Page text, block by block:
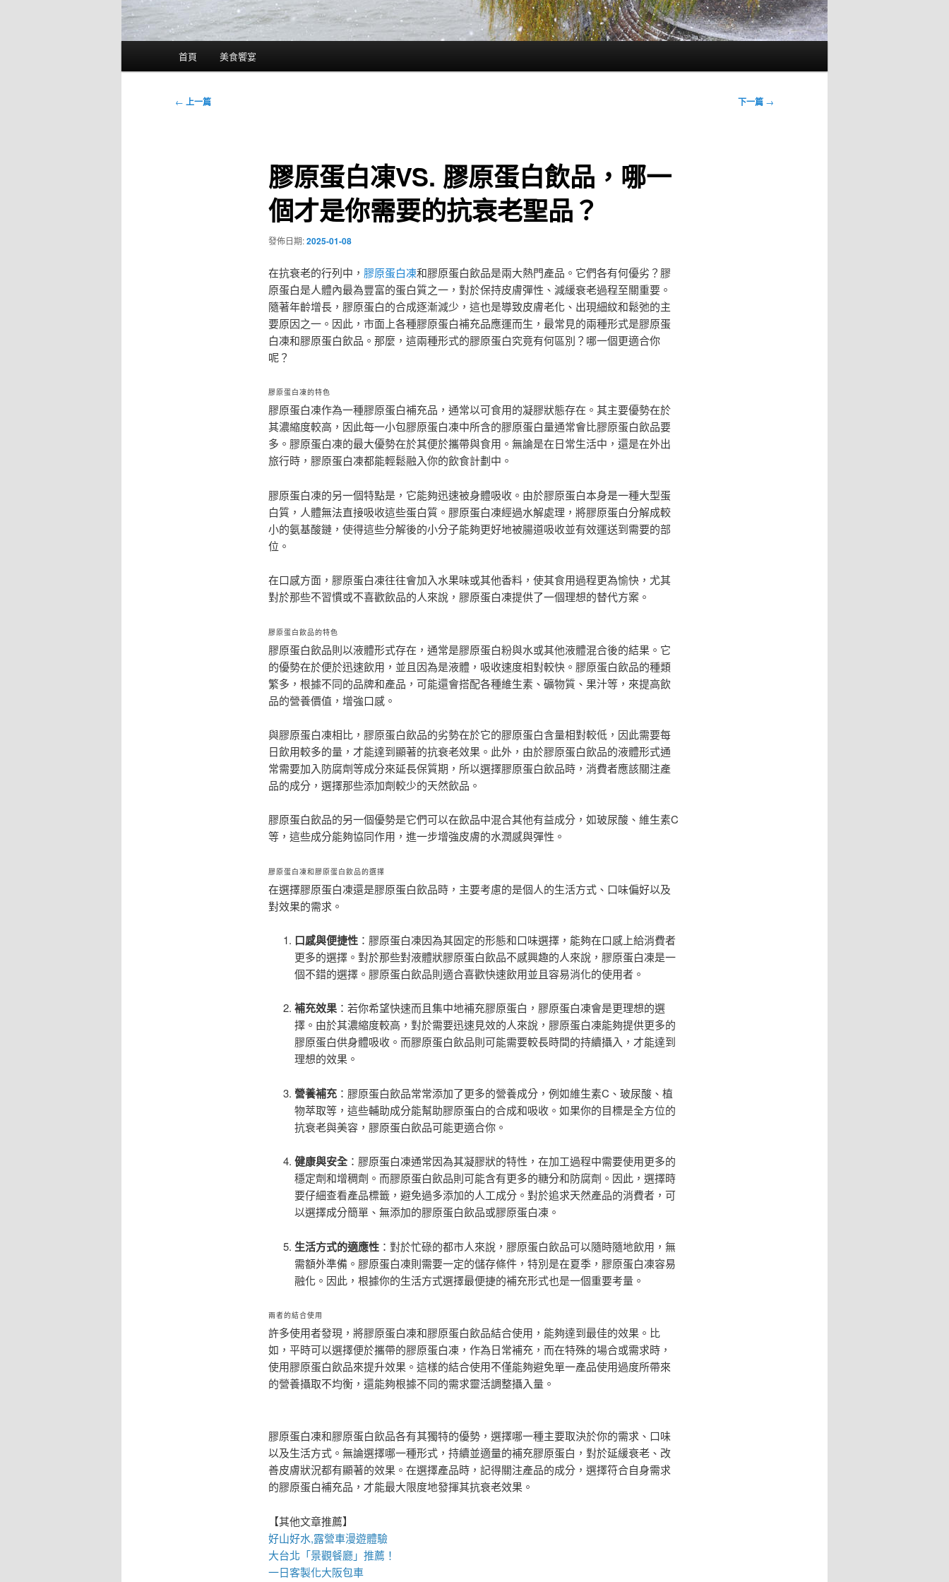
首頁 美食饗宴
文
← 上一篇 下一篇 →
膠原蛋白凍VS. 膠原蛋白飲品，哪一
個才是你需要的抗衰老聖品？
發佈日期:2025-01-08
在抗衰老的行列中， 膠原蛋白凍和膠原蛋白飲品是兩大熱門產品。它們各有何優劣？膠
原蛋白是人體內最為豐富的蛋白質之一，對於保持皮膚彈性、減緩衰老過程至關重要。
隨著年齡增長，膠原蛋白的合成逐漸減少，這也是導致皮膚老化、出現細紋和鬆弛的主
要原因之一。因此，市面上各種膠原蛋白補充品應運而生，最常見的兩種形式是膠原蛋
白凍和膠原蛋白飲品。那麼，這兩種形式的膠原蛋白究竟有何區別？哪一個更適合你
呢？
膠原蛋白凍的特色
膠原蛋白凍作為一種膠原蛋白補充品，通常以可食用的凝膠狀態存在。其主要優勢在於
其濃縮度較高，因此每一小包膠原蛋白凍中所含的膠原蛋白量通常會比膠原蛋白飲品要
多。膠原蛋白凍的最大優勢在於其便於攜帶與食用。無論是在日常生活中，還是在外出
旅行時，膠原蛋白凍都能輕鬆融入你的飲食計劃中。
膠原蛋白凍的另一個特點是，它能夠迅速被身體吸收。由於膠原蛋白本身是一種大型蛋
白質，人體無法直接吸收這些蛋白質。膠原蛋白凍經過水解處理，將膠原蛋白分解成較
小的氨基酸鏈，使得這些分解後的小分子能夠更好地被腸道吸收並有效運送到需要的部
位。
在口感方面，膠原蛋白凍往往會加入水果味或其他香料，使其食用過程更為愉快，尤其
對於那些不習慣或不喜歡飲品的人來說，膠原蛋白凍提供了一個理想的替代方案。
膠原蛋白飲品的特色
膠原蛋白飲品則以液體形式存在，通常是膠原蛋白粉與水或其他液體混合後的結果。它
的優勢在於便於迅速飲用，並且因為是液體，吸收速度相對較快。膠原蛋白飲品的種類
繁多，根據不同的品牌和產品，可能還會搭配各種維生素、礦物質、果汁等，來提高飲
品的營養價值，增強口感。
與膠原蛋白凍相比，膠原蛋白飲品的劣勢在於它的膠原蛋白含量相對較低，因此需要每
日飲用較多的量，才能達到顯著的抗衰老效果。此外，由於膠原蛋白飲品的液體形式通
常需要加入防腐劑等成分來延長保質期，所以選擇膠原蛋白飲品時，消費者應該關注產
品的成分，選擇那些添加劑較少的天然飲品。
膠原蛋白飲品的另一個優勢是它們可以在飲品中混合其他有益成分，如玻尿酸、維生素C
等，這些成分能夠協同作用，進一步增強皮膚的水潤感與彈性。
膠原蛋白凍和膠原蛋白飲品的選擇
在選擇膠原蛋白凍還是膠原蛋白飲品時，主要考慮的是個人的生活方式、口味偏好以及
對效果的需求。
口感與便捷性 ：膠原蛋白凍因為其固定的形態和口味選擇，能夠在口感上給消費者
更多的選擇。對於那些對液體狀膠原蛋白飲品不感興趣的人來說，膠原蛋白凍是一
個不錯的選擇。膠原蛋白飲品則適合喜歡快速飲用並且容易消化的使用者。
補充效果 ：若你希望快速而且集中地補充膠原蛋白，膠原蛋白凍會是更理想的選
擇。由於其濃縮度較高，對於需要迅速見效的人來說，膠原蛋白凍能夠提供更多的
膠原蛋白供身體吸收。而膠原蛋白飲品則可能需要較長時間的持續攝入，才能達到
理想的效果。
營養補充 ：膠原蛋白飲品常常添加了更多的營養成分，例如維生素C、玻尿酸、植
物萃取等，這些輔助成分能幫助膠原蛋白的合成和吸收。如果你的目標是全方位的
抗衰老與美容，膠原蛋白飲品可能更適合你。
健康與安全 ：膠原蛋白凍通常因為其凝膠狀的特性，在加工過程中需要使用更多的
穩定劑和增稠劑。而膠原蛋白飲品則可能含有更多的糖分和防腐劑。因此，選擇時
要仔細查看產品標籤，避免過多添加的人工成分。對於追求天然產品的消費者，可
以選擇成分簡單、無添加的膠原蛋白飲品或膠原蛋白凍。
生活方式的適應性 ：對於忙碌的都市人來說，膠原蛋白飲品可以隨時隨地飲用，無
需額外準備。膠原蛋白凍則需要一定的儲存條件，特別是在夏季，膠原蛋白凍容易
融化。因此，根據你的生活方式選擇最便捷的補充形式也是一個重要考量。
兩者的結合使用
許多使用者發現，將膠原蛋白凍和膠原蛋白飲品結合使用，能夠達到最佳的效果。比
如，平時可以選擇便於攜帶的膠原蛋白凍，作為日常補充，而在特殊的場合或需求時，
使用膠原蛋白飲品來提升效果。這樣的結合使用不僅能夠避免單一產品使用過度所帶來
的營養攝取不均衡，還能夠根據不同的需求靈活調整攝入量。
膠原蛋白凍和膠原蛋白飲品各有其獨特的優勢，選擇哪一種主要取決於你的需求、口味
以及生活方式。無論選擇哪一種形式，持續並適量的補充膠原蛋白，對於延緩衰老、改
善皮膚狀況都有顯著的效果。在選擇產品時，記得關注產品的成分，選擇符合自身需求
的膠原蛋白補充品，才能最大限度地發揮其抗衰老效果。
【其他文章推薦】
好山好水,露營車漫遊體驗
大台北「景觀餐廳」推薦！
一日客製化大阪包車